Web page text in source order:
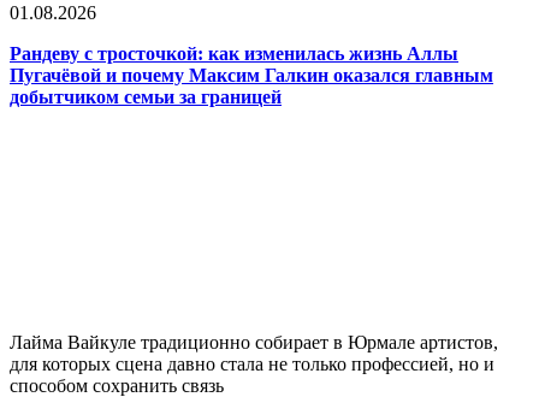
01.08.2026
Рандеву с тросточкой: как изменилась жизнь Аллы
Пугачёвой и почему Максим Галкин оказался главным
добытчиком семьи за границей
Лайма Вайкуле традиционно собирает в Юрмале артистов,
для которых сцена давно стала не только профессией, но и
способом сохранить связь